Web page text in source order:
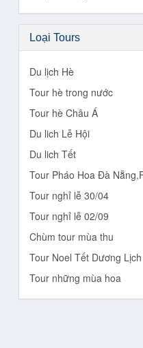
Loại Tours
Du lịch Hè
Tour hè trong nước
Tour hè Châu Á
Du lich Lễ Hội
Du lich Tết
Tour Pháo Hoa Đà
Tour nghỉ lễ 30/04
Tour nghỉ lễ 02/09
Chùm tour mùa thu
Tour Noel Tết Dương Lịch
Tour những mùa hoa